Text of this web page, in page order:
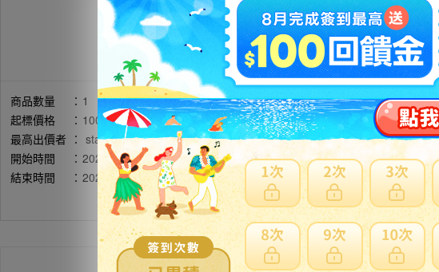
商品數量 ： 1
起標價格
： 10000円
最高出價者 ： sta******** / 評價:607
開始時間
： 2026年05月14日 20時23分(台灣時間)
結束時間
： 2026年05月20日 20時38分(台灣時間)
拍賣編號
商品新舊
自動延長
認証限制
提前結束
可否退貨